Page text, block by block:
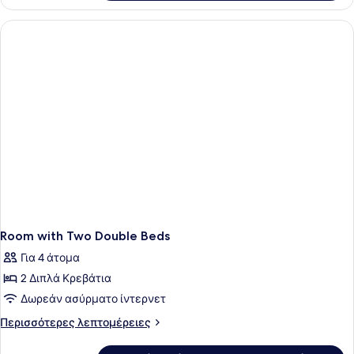
Μη
Καπνιστών
Δωμάτιο,
King
Room with Two Double Beds
Για 4 άτομα
2 Διπλά Κρεβάτια
Δωρεάν ασύρματο ίντερνετ
Περισσότερες λεπτομέρειες
Περισσότερες